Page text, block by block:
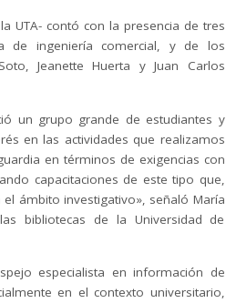
UTA- contó con la presencia de tres
de ingeniería comercial, y de los
Jeanette Huerta y Juan Carlos
un grupo grande de estudiantes y
en las actividades que realizamos
en términos de exigencias con
capacitaciones de este tipo que,
ámbito investigativo», señaló María
bibliotecas de la Universidad de
especialista en información de
en el contexto universitario,